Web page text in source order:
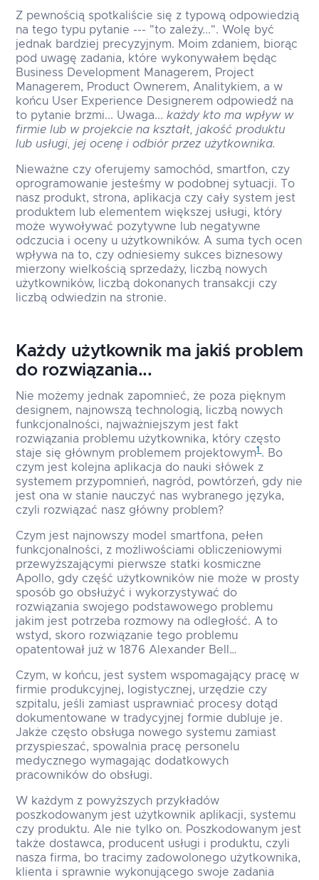
Z pewnością spotkaliście się z typową odpowiedzią
na tego typu pytanie --- "to zależy...". Wolę być
jednak bardziej precyzyjnym. Moim zdaniem, biorąc
pod uwagę zadania, które wykonywałem będąc
Business Development Managerem, Project
Managerem, Product Ownerem, Analitykiem, a w
końcu User Experience Designerem odpowiedź na
to pytanie brzmi... Uwaga...każdy kto ma wpływ w
firmie lub w projekcie na kształt, jakość produktu
lub usługi, jej ocenę i odbiór przez użytkownika.
Nieważne czy oferujemy samochód, smartfon, czy
oprogramowanie jesteśmy w podobnej sytuacji. To
nasz produkt, strona, aplikacja czy cały system jest
produktem lub elementem większej usługi, który
może wywoływać pozytywne lub negatywne
odczucia i oceny u użytkowników. A suma tych ocen
wpływa na to, czy odniesiemy sukces biznesowy
mierzony wielkością sprzedaży, liczbą nowych
użytkowników, liczbą dokonanych transakcji czy
liczbą odwiedzin na stronie.
Każdy użytkownik ma jakiś problem
do rozwiązania...
Nie możemy jednak zapomnieć, że poza pięknym
designem, najnowszą technologią, liczbą nowych
funkcjonalności, najważniejszym jest fakt
rozwiązania problemu użytkownika, który często
staje się głównym problemem projektowym1 . Bo
czym jest kolejna aplikacja do nauki słówek z
systemem przypomnień, nagród, powtórzeń, gdy nie
jest ona w stanie nauczyć nas wybranego języka,
czyli rozwiązać nasz główny problem?
Czym jest najnowszy model smartfona, pełen
funkcjonalności, z możliwościami obliczeniowymi
przewyższającymi pierwsze statki kosmiczne
Apollo, gdy część użytkowników nie może w prosty
sposób go obsłużyć i wykorzystywać do
rozwiązania swojego podstawowego problemu
jakim jest potrzeba rozmowy na odległość. A to
wstyd, skoro rozwiązanie tego problemu
opatentował już w 1876 Alexander Bell…
Czym, w końcu, jest system wspomagający pracę w
firmie produkcyjnej, logistycznej, urzędzie czy
szpitalu, jeśli zamiast usprawniać procesy dotąd
dokumentowane w tradycyjnej formie dubluje je.
Jakże często obsługa nowego systemu zamiast
przyspieszać, spowalnia pracę personelu
medycznego wymagając dodatkowych
pracowników do obsługi.
W każdym z powyższych przykładów
poszkodowanym jest użytkownik aplikacji, systemu
czy produktu. Ale nie tylko on. Poszkodowanym jest
także dostawca, producent usługi i produktu, czyli
nasza firma, bo tracimy zadowolonego użytkownika,
klienta i sprawnie wykonującego swoje zadania